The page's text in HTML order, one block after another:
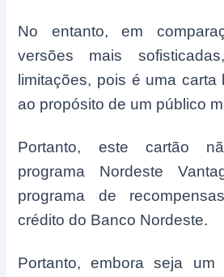
No entanto, em
versões mais
limitações, pois é uma carta
ao propósito de um público
Portanto, este cartão
programa Nordeste
programa de
crédito do Banco Nordeste.
Portanto, embora seja um